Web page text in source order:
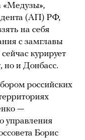
«Медузы»,
(АП) РФ,
на себя
с замглавы
курирует
но и Донбасс.
российских
—
управления
Борис